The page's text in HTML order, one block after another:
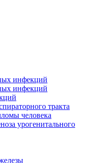
инфекций
инфекций
тракта
человека
урогенитального